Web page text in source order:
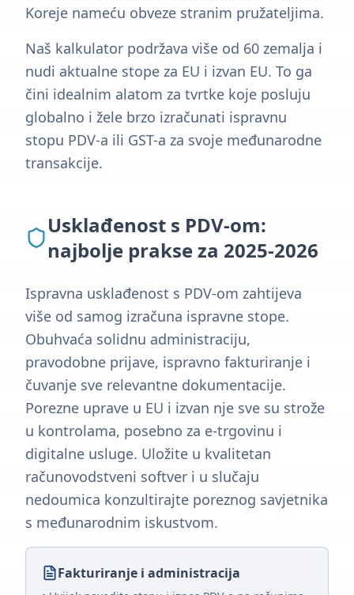
Koreje nameću obveze stranim pružateljima.
Naš kalkulator podržava više od 60 zemalja i
nudi aktualne stope za EU i izvan EU. To ga
čini idealnim alatom za tvrtke koje posluju
globalno i žele brzo izračunati ispravnu
stopu PDV-a ili GST-a za svoje međunarodne
transakcije.
Usklađenost s PDV-om:
najbolje prakse za 2025-2026
Ispravna usklađenost s PDV-om zahtijeva
više od samog izračuna ispravne stope.
Obuhvaća solidnu administraciju,
pravodobne prijave, ispravno fakturiranje i
čuvanje sve relevantne dokumentacije.
Porezne uprave u EU i izvan nje sve su strože
u kontrolama, posebno za e-trgovinu i
digitalne usluge. Uložite u kvalitetan
računovodstveni softver i u slučaju
nedoumica konzultirajte poreznog savjetnika
s međunarodnim iskustvom.
Fakturiranje i administracija